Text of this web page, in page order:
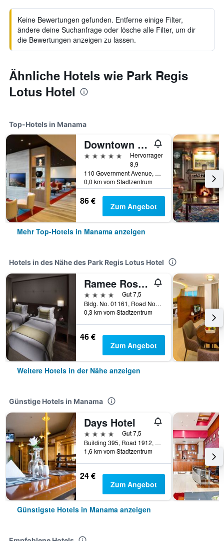
Keine Bewertungen gefunden. Entferne einige Filter,
ändere deine Suchanfrage oder lösche alle Filter, um dir
die Bewertungen anzeigen zu lassen.
Ähnliche Hotels wie Park Regis
Lotus Hotel
Top-Hotels in Manama
Downtown Rotana
5 Sterne
Hervorragend
8,9
110 Government Avenue, Manama, Manama, Bahrein
0,0 km vom Stadtzentrum
86 € Zum Angebot
Mehr Top-Hotels in Manama anzeigen
Hotels in des Nähe des Park Regis Lotus Hotel
Ramee Rose Hotel
4 Sterne
Gut 7,5
Bldg. No. 01161, Road No., Manama, Bahrein
0,3 km vom Stadtzentrum
46 €
Zum Angebot
Weitere Hotels in der Nähe anzeigen
Günstige Hotels in Manama
Days Hotel
4 Sterne
Gut 7,5
Building 395, Road 1912, Block 319, Manama, Bahrein
1,6 km vom Stadtzentrum
24 €
Zum Angebot
Günstigste Hotels in Manama anzeigen